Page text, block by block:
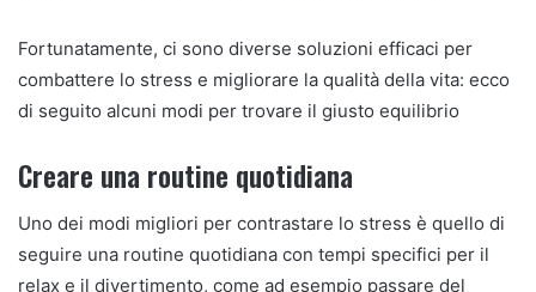
Fortunatamente, ci sono diverse soluzioni efficaci per
combattere lo stress e migliorare la qualità della vita: ecco
di seguito alcuni modi per trovare il giusto equilibrio
Creare una routine quotidiana
Uno dei modi migliori per contrastare lo stress è quello di
seguire una routine quotidiana con tempi specifici per il
relax e il divertimento, come ad esempio passare del